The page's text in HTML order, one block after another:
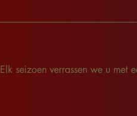
Elk seizoen verrassen we u met